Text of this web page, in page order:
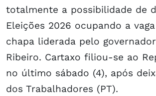
totalmente a possibilidade de
Eleições 2026 ocupando a
chapa liderada pelo
Ribeiro. Cartaxo filiou-se ao
no último sábado (4), após
dos Trabalhadores (PT).